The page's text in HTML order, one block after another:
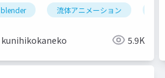
blender 流体アニメーション
kunihikokaneko 5.9K